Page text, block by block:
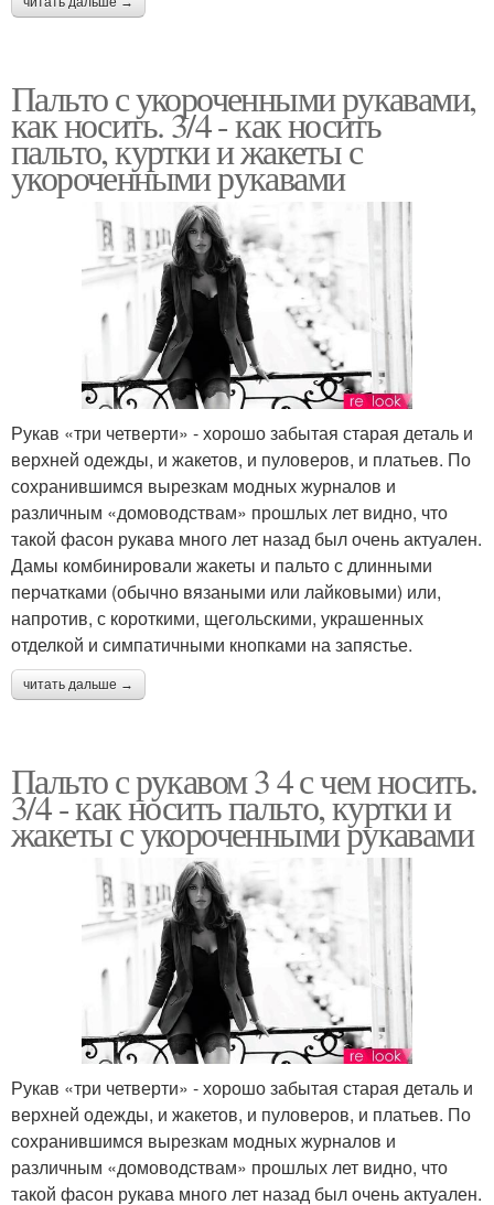
Пальто с укороченными рукавами,
как носить. 3/4 - как носить
пальто, куртки и жакеты с
укороченными рукавами
Рукав «три четверти» - хорошо забытая старая деталь и
верхней одежды, и жакетов, и пуловеров, и платьев. По
сохранившимся вырезкам модных журналов и
различным «домоводствам» прошлых лет видно, что
такой фасон рукава много лет назад был очень актуален.
Дамы комбинировали жакеты и пальто с длинными
перчатками (обычно вязаными или лайковыми) или,
напротив, с короткими, щегольскими, украшенных
отделкой и симпатичными кнопками на запястье.
читать дальше →
Пальто с рукавом 3 4 с чем носить.
3/4 - как носить пальто, куртки и
жакеты с укороченными рукавами
Рукав «три четверти» - хорошо забытая старая деталь и
верхней одежды, и жакетов, и пуловеров, и платьев. По
сохранившимся вырезкам модных журналов и
различным «домоводствам» прошлых лет видно, что
такой фасон рукава много лет назад был очень актуален.